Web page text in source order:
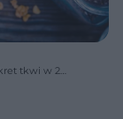
tkwi w 2